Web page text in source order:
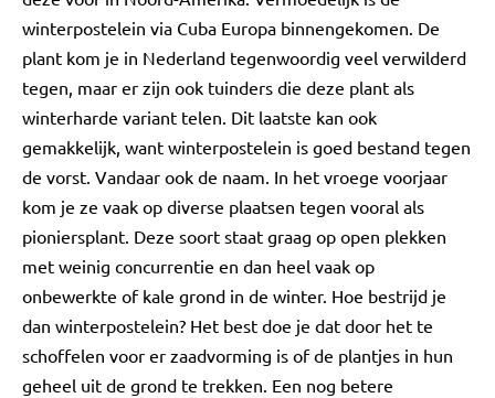
winterpostelein via Cuba Europa binnengekomen. De
plant kom je in Nederland tegenwoordig veel verwilderd
tegen, maar er zijn ook tuinders die deze plant als
winterharde variant telen. Dit laatste kan ook
gemakkelijk, want winterpostelein is goed bestand tegen
de vorst. Vandaar ook de naam. In het vroege voorjaar
kom je ze vaak op diverse plaatsen tegen vooral als
pioniersplant. Deze soort staat graag op open plekken
met weinig concurrentie en dan heel vaak op
onbewerkte of kale grond in de winter. Hoe bestrijd je
dan winterpostelein? Het best doe je dat door het te
schoffelen voor er zaadvorming is of de plantjes in hun
geheel uit de grond te trekken. Een nog betere